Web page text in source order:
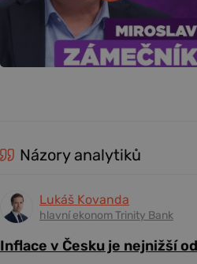
Názory analytiků
Lukáš Kovanda
hlavní ekonom Trinity Bank
Inflace v Česku je nejnižší